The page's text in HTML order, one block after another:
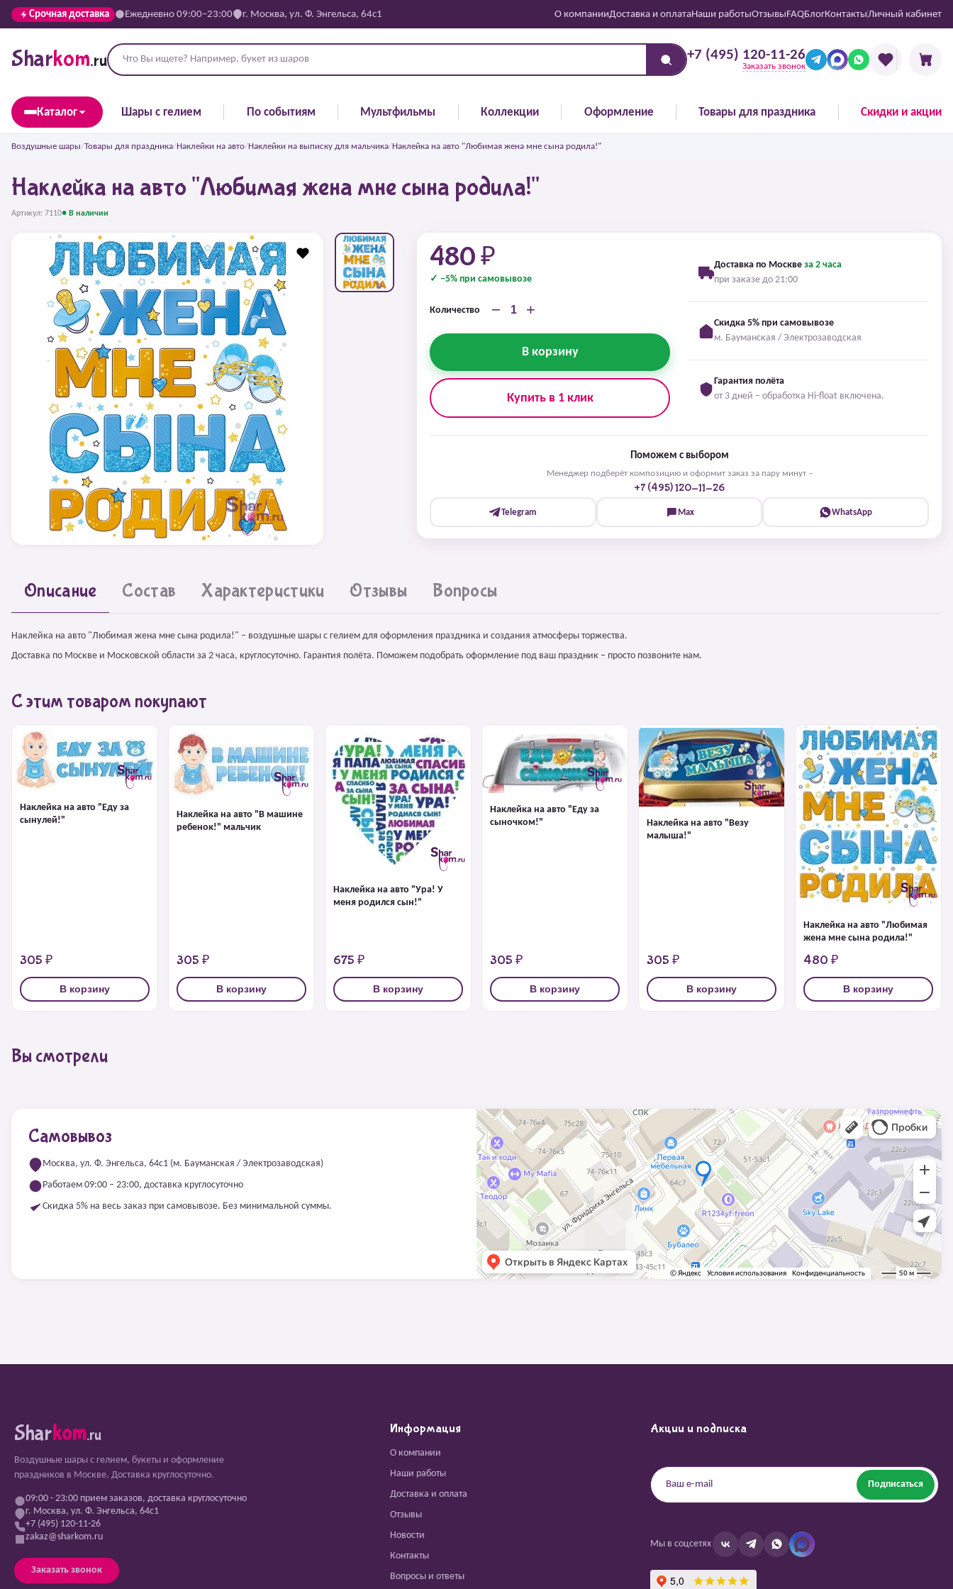
Срочная доставка Ежедневно 09:00–23:00 г. Москва, ул. Ф. Энгельса, 64с1 О компанииДоставка и оплатаНаши работыОтзывыFAQБлогКонтактыЛичный кабинет
Sharkom.ru +7 (495) 120-11-26
Заказать звонок
Каталог Шары с гелием По событиям Мультфильмы Коллекции Оформление Товары для праздника Скидки и акции
Воздушные шары/Товары для праздника/Наклейки на авто/Наклейки на выписку для мальчика/Наклейка на авто "Любимая жена мне сына родила!"
Наклейка на авто "Любимая жена мне сына родила!"
Артикул: 7110● В наличии
480 ₽
✓ −5% при самовывозе
Количество − +
В корзину
Купить в 1 клик
Доставка по Москве за 2 часа
при заказе до 21:00
Скидка 5% при самовывозе
м. Бауманская / Электрозаводская
Гарантия полёта
от 3 дней – обработка Hi-float включена.
Поможем с выбором
Менеджер подберёт композицию и оформит заказ за пару минут –
+7 (495) 120-11-26
Telegram Max WhatsApp
Описание Состав Характеристики Отзывы Вопросы
Наклейка на авто "Любимая жена мне сына родила!" – воздушные шары с гелием для оформления праздника и создания атмосферы торжества.
Доставка по Москве и Московской области за 2 часа, круглосуточно. Гарантия полёта. Поможем подобрать оформление под ваш праздник – просто позвоните нам.
С этим товаром покупают
Наклейка на авто "Еду за
сынулей!"
305 ₽
В корзину
Наклейка на авто "В машине
ребенок!" мальчик
305 ₽
В корзину
Наклейка на авто "Ура! У
меня родился сын!"
675 ₽
В корзину
Наклейка на авто "Еду за
сыночком!"
305 ₽
В корзину
Наклейка на авто "Везу
малыша!"
305 ₽
В корзину
Наклейка на авто "Любимая
жена мне сына родила!"
480 ₽
В корзину
Вы смотрели
Самовывоз
Москва, ул. Ф. Энгельса, 64с1 (м. Бауманская / Электрозаводская)
Работаем 09:00 – 23:00, доставка круглосуточно
Скидка 5% на весь заказ при самовывозе. Без минимальной суммы.
Sharkom.ru
Воздушные шары с гелием, букеты и оформление
праздников в Москве. Доставка круглосуточно.
09:00 - 23:00 прием заказов, доставка круглосуточно
г. Москва, ул. Ф. Энгельса, 64с1
+7 (495) 120-11-26
zakaz@sharkom.ru
Заказать звонок
Информация
О компании
Наши работы
Доставка и оплата
Отзывы
Новости
Контакты
Вопросы и ответы
Акции и подписка
Подписаться
Мы в соцсетях